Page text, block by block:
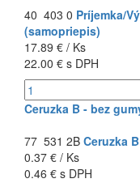
40 403 0 Príjemka/
(samopriepis)
17.89 € / Ks
22.00 € s DPH
Ceruzka B - bez
77 531 2B Ceruzka
0.37 € / Ks
0.46 € s DPH